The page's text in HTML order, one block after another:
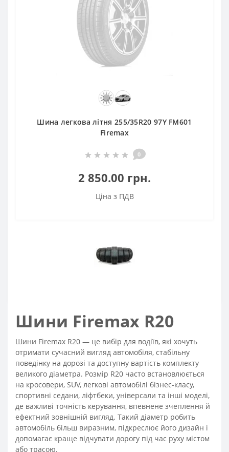
Шина легкова літня 255/35R20 97Y FM601
Firemax
0
2 850.00 грн.
Ціна з ПДВ
Шини Firemax R20
Шини Firemax R20 — це вибір для водіїв, які хочуть
отримати сучасний вигляд автомобіля, стабільну
поведінку на дорозі та доступну вартість комплекту
великого діаметра. Розмір R20 часто встановлюється
на кросовери, SUV, легкові автомобілі бізнес-класу,
спортивні седани, ліфтбеки, універсали та інші моделі,
де важливі точність керування, впевнене зчеплення й
ефектний зовнішній вигляд. Такий діаметр робить
автомобіль більш виразним, підкреслює його дизайн і
допомагає краще відчувати дорогу під час руху містом
або трасою.